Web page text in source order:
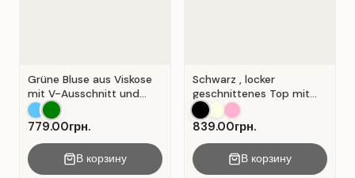
Grüne Bluse aus Viskose
mit V-Ausschnitt und
Wickeloptik. Grün.
779.00грн.
В корзину
Schwarz , locker
geschnittenes Top mit
durchbrochener
Spitzeneinlage.
839.00грн.
В корзину